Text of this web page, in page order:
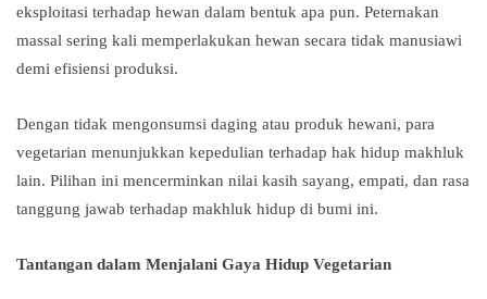
eksploitasi terhadap hewan dalam bentuk apa pun. Peternakan
massal sering kali memperlakukan hewan secara tidak manusiawi
demi efisiensi produksi.
Dengan tidak mengonsumsi daging atau produk hewani, para
vegetarian menunjukkan kepedulian terhadap hak hidup makhluk
lain. Pilihan ini mencerminkan nilai kasih sayang, empati, dan rasa
tanggung jawab terhadap makhluk hidup di bumi ini.
Tantangan dalam Menjalani Gaya Hidup Vegetarian